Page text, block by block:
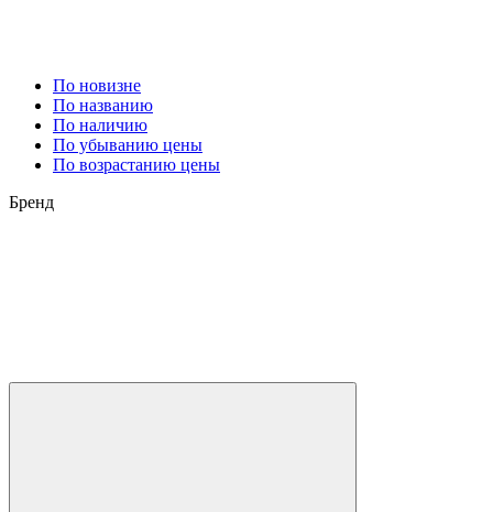
По новизне
По названию
По наличию
По убыванию цены
По возрастанию цены
Бренд